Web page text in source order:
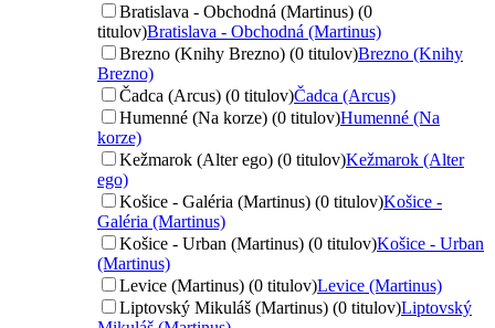
Bratislava - Obchodná (Martinus) (0
titulov)Bratislava - Obchodná (Martinus)
Brezno (Knihy Brezno) (0 titulov)Brezno (Knihy
Brezno)
Čadca (Arcus) (0 titulov)Čadca (Arcus)
Humenné (Na korze) (0 titulov)Humenné (Na
korze)
Kežmarok (Alter ego) (0 titulov)Kežmarok (Alter
ego)
Košice - Galéria (Martinus) (0 titulov)Košice -
Galéria (Martinus)
Košice - Urban (Martinus) (0 titulov)Košice - Urban
(Martinus)
Levice (Martinus) (0 titulov)Levice (Martinus)
Liptovský Mikuláš (Martinus) (0 titulov)Liptovský